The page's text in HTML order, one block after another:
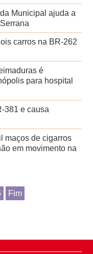
Municipal ajuda a
carros na BR-262
é
para hospital
381 e causa
maços de cigarros
em movimento na
Fim